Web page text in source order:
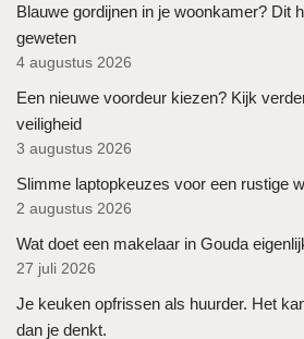
Blauwe gordijnen in je woonkamer? Dit
geweten
4 augustus 2026
Een nieuwe voordeur kiezen? Kijk
veiligheid
3 augustus 2026
Slimme laptopkeuzes voor een rustige
2 augustus 2026
Wat doet een makelaar in Gouda
27 juli 2026
Je keuken opfrissen als huurder. Het
dan je denkt.